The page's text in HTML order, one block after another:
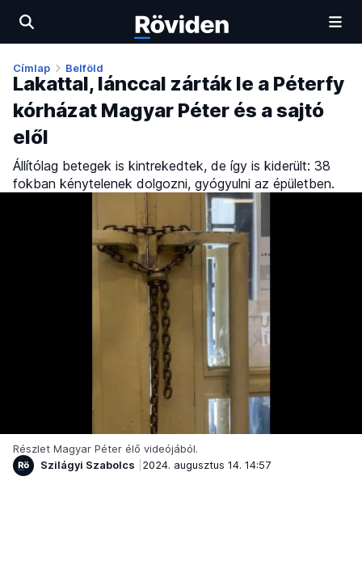
Címlap Belföld
Lakattal, lánccal zárták le a Péterfy
kórházat Magyar Péter és a sajtó
elől
Állítólag betegek is kintrekedtek, de így is kiderült: 38
fokban kénytelenek dolgozni, gyógyulni az épületben.
Részlet Magyar Péter élő videójából.
Szilágyi Szabolcs
2024. augusztus 14. 14:57